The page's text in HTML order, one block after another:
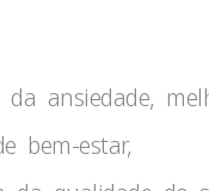
ansiedade,
bem-estar,